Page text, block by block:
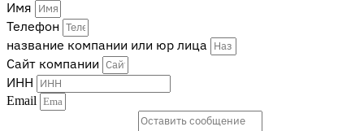
Имя
Телефон
название компании или юр лица
Сайт компании
ИНН
Email